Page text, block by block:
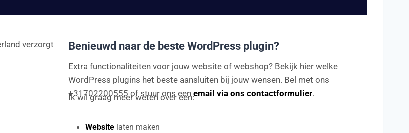
verzorgt
Benieuwd naar de beste WordPress plugin?
Extra functionaliteiten voor jouw website of webshop? Bekijk hier welke
WordPress plugins het beste aansluiten bij jouw wensen. Bel met ons
+31702200555 of stuur ons een email via ons contactformulier.
Ik wil graag meer weten over een:
Website laten maken